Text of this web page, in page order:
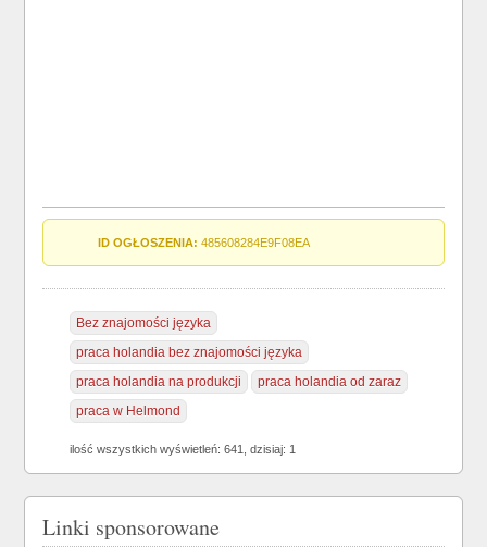
ID OGŁOSZENIA: 485608284E9F08EA
Bez znajomości języka
praca holandia bez znajomości języka
praca holandia na produkcji
praca holandia od zaraz
praca w Helmond
ilość wszystkich wyświetleń: 641, dzisiaj: 1
Linki sponsorowane